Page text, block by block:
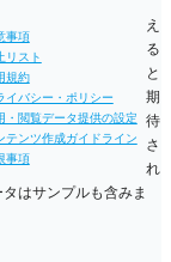
事項
リスト
規約
イバシー・ポリシー
・閲覧データ提供の設定
テンツ作成ガイドライン
事項
え
る
と
期
待
さ
れ
はサンプルも含みま